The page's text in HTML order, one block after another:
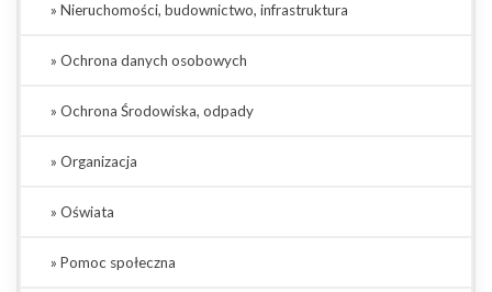
» Nieruchomości, budownictwo, infrastruktura
» Ochrona danych osobowych
» Ochrona Środowiska, odpady
» Organizacja
» Oświata
» Pomoc społeczna